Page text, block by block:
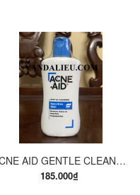
ACNE AID GENTLE CLEANSER 100ML. SỮA RỬA MẶT THÍCH HỢP CHO DA NHỜN VÀ MỤN.
185.000₫